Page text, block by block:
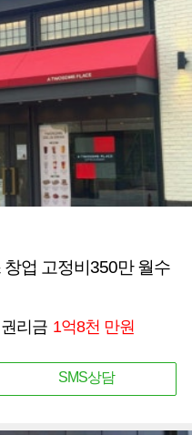
업 고정비350만 월수
권리금 1억8천 만원
SMS상담